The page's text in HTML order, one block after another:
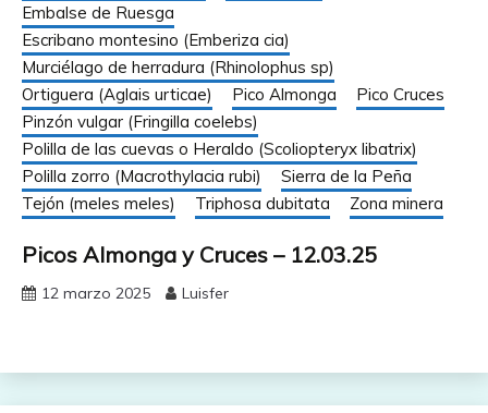
Embalse de Ruesga
Escribano montesino (Emberiza cia)
Murciélago de herradura (Rhinolophus sp)
Ortiguera (Aglais urticae)
Pico Almonga
Pico Cruces
Pinzón vulgar (Fringilla coelebs)
Polilla de las cuevas o Heraldo (Scoliopteryx libatrix)
Polilla zorro (Macrothylacia rubi)
Sierra de la Peña
Tejón (meles meles)
Triphosa dubitata Zona minera
Picos Almonga y Cruces – 12.03.25
12 marzo 2025 Luisfer